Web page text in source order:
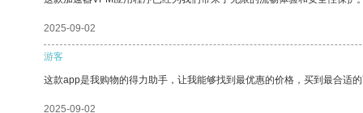
2025-09-02
游客
这款app是我购物的得力助手，让我能够找到最优惠的价格，买到最合适的
2025-09-02